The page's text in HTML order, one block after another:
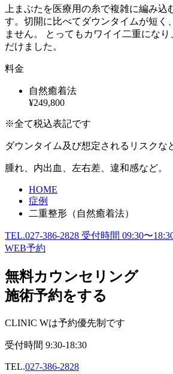
上まぶたを医療用の糸で複雑に編み込
す。切開に比べてダウンタイムが短く
ません。 とってもカワイイ二重にな
だけました。
料金
自然癒着法
¥249,800
※全て税込表記です
ダウンタイム及び想定されるリスクな
腫れ、内出血、左右差、違和感など。
HOME
症例
二重整形（自然癒着法）
TEL.027-386-2828 受付時間 09:30〜
WEB予約
無料カウンセリング
施術予約をする
CLINIC Wは予約優先制です
受付時間 9:30-18:30
TEL.027-386-2828